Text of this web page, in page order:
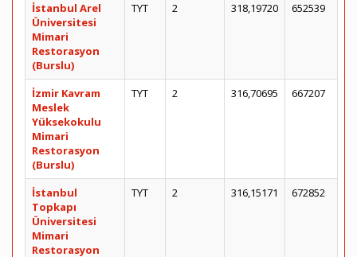
İstanbul Arel
Üniversitesi
Mimari
Restorasyon
(Burslu)
TYT 2 318,19720 652539
İzmir Kavram
Meslek
Yüksekokulu
Mimari
Restorasyon
(Burslu)
TYT 2 316,70695 667207
İstanbul
Topkapı
Üniversitesi
Mimari
Restorasyon
TYT 2 316,15171 672852